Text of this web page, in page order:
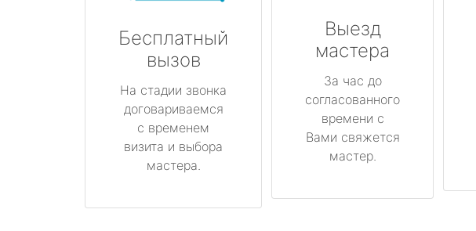
Бесплатный
вызов
На стадии звонка
договариваемся
с временем
визита и выбора
мастера.
Выезд
мастера
За час до
согласованного
времени с
Вами свяжется
мастер.